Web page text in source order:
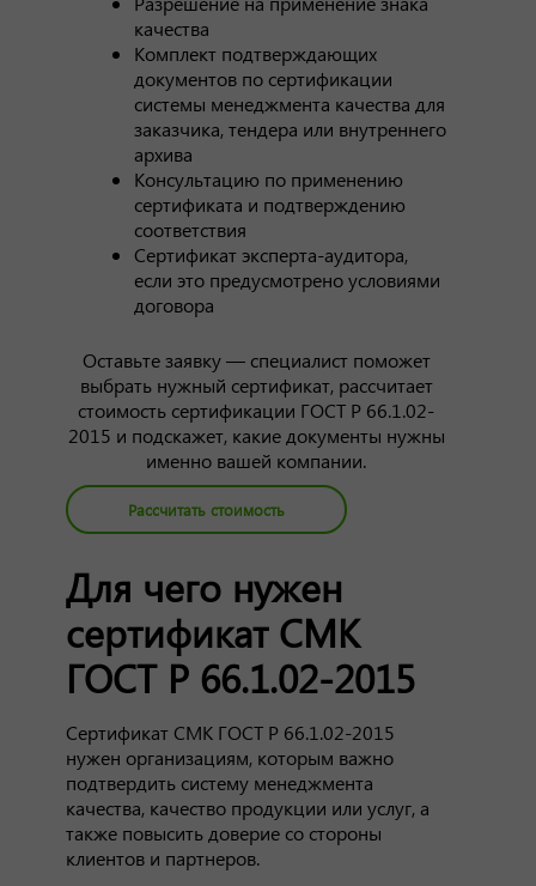
качества
Комплект подтверждающих
документов по сертификации
системы менеджмента качества для
заказчика, тендера или внутреннего
архива
Консультацию по применению
сертификата и подтверждению
соответствия
Сертификат эксперта-аудитора,
если это предусмотрено условиями
договора
Оставьте заявку — специалист поможет
выбрать нужный сертификат, рассчитает
стоимость сертификации ГОСТ Р 66.1.02-
2015 и подскажет, какие документы нужны
именно вашей компании.
Рассчитать стоимость
Для чего нужен
сертификат СМК
ГОСТ Р 66.1.02-2015
Сертификат СМК ГОСТ Р 66.1.02-2015
нужен организациям, которым важно
подтвердить систему менеджмента
качества, качество продукции или услуг, а
также повысить доверие со стороны
клиентов и партнеров.